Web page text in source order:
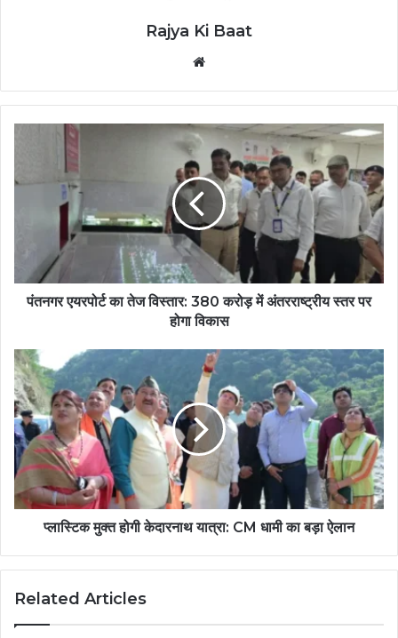
Rajya Ki Baat
पंतनगर एयरपोर्ट का तेज विस्तार: 380 करोड़ में अंतरराष्ट्रीय स्तर पर
होगा विकास
प्लास्टिक मुक्त होगी केदारनाथ यात्रा: CM धामी का बड़ा ऐलान
Related Articles